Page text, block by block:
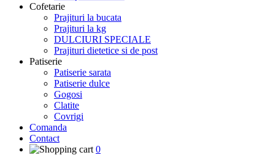
Cofetarie
Prajituri la bucata
Prajituri la kg
DULCIURI SPECIALE
Prajituri dietetice si de post
Patiserie
Patiserie sarata
Patiserie dulce
Gogosi
Clatite
Covrigi
Comanda
Contact
0